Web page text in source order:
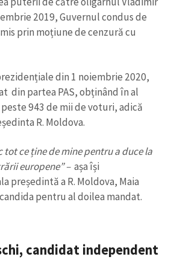
2019, Guvernul condus de
prin moțiune de cenzură cu
din 1 noiembrie 2020,
din partea PAS, obținând în al
943 de mii de voturi, adică
R. Moldova.
tot ce ține de mine pentru a duce la
europene” – așa își
președintă a R. Moldova, Maia
pentru al doilea mandat.
, candidat independent